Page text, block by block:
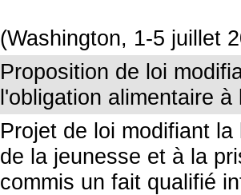
(Washington, 1-5 juillet
Proposition de loi
l'obligation alimentaire
Projet de loi modifiant
de la jeunesse et à la
commis un fait qualifié